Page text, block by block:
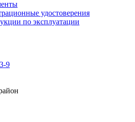
удостоверения
по эксплуатации
9